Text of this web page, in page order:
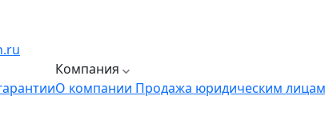
Компания
О компании Продажа юридическим лицам